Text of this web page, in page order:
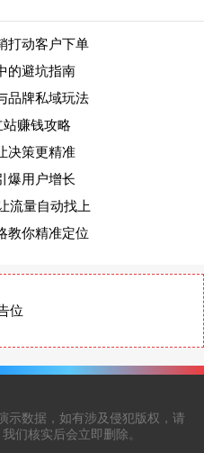
打动客户下单
的避坑指南
品牌私域玩法
站赚钱攻略
决策更精准
爆用户增长
流量自动找上
教你精准定位
位
示数据，如有涉及侵犯版权，请
们核实后会立即删除。